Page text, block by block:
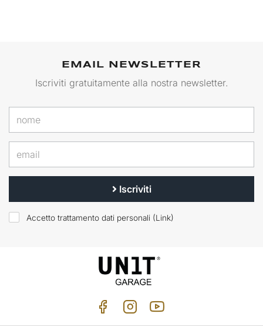
EMAIL NEWSLETTER
Iscriviti gratuitamente alla nostra newsletter.
Iscriviti
Accetto trattamento dati personali (Link)